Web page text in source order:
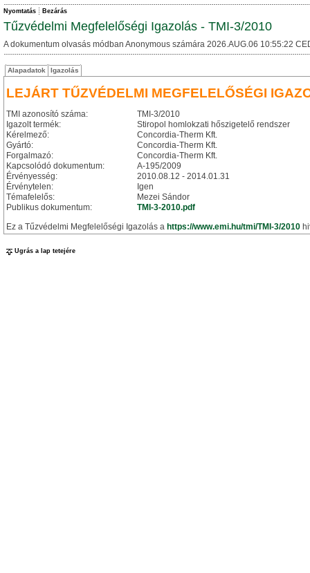
Nyomtatás Bezárás
Tűzvédelmi Megfelelőségi Igazolás - TMI-3/2010
A dokumentum olvasás módban Anonymous számára 2026.AUG.06 10:55:22
Alapadatok Igazolás
LEJÁRT TŰZVÉDELMI MEGFELELŐSÉGI
TMI azonosító száma:
TMI-3/2010
Igazolt termék:
Stiropol homlokzati hőszigetelő rendszer
Kérelmező:
Concordia-Therm Kft.
Gyártó:
Concordia-Therm Kft.
Forgalmazó:
Concordia-Therm Kft.
Kapcsolódó dokumentum:
A-195/2009
Érvényesség:
2010.08.12 - 2014.01.31
Érvénytelen:
Igen
Témafelelős:
Mezei Sándor
Publikus dokumentum:
TMI-3-2010.pdf
Ez a Tűzvédelmi Megfelelőségi Igazolás a https://www.emi.hu/tmi/TMI-3/2010
Ugrás a lap tetejére